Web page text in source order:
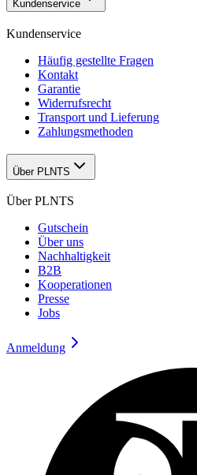
Kundenservice
Kundenservice
Häufig gestellte Fragen
Kontakt
Garantie
Widerrufsrecht
Transport und Lieferung
Zahlungsmethoden
Über PLNTS
Über PLNTS
Gutschein
Über uns
Nachhaltigkeit
B2B
Kooperationen
Presse
Jobs
Anmeldung